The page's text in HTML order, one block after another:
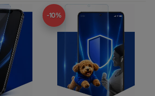
-10%